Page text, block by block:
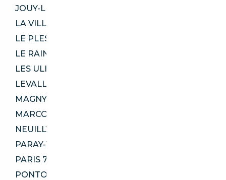
JOUY-LE-MOUTIER 95280
LA VILLE-DU-BOIS 91620
LE PLESSIS-BOUCHARD 95130
LE RAINCY 93340
LES ULIS 91940
LEVALLOIS-PERRET 92300
MAGNY-LES-HAMEAUX 78114
MARCOUSSIS 91460
NEUILLY-PLAISANCE 93360
PARAY-VIEILLE-POSTE 94390
PARIS 75020
PONTOISE 95300